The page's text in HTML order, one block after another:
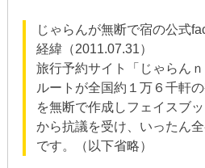
じゃらんが無断で宿の公式
経緯（2011.07.31）
旅行予約サイト「じゃらん
ルートが全国約１万６千軒
を無断で作成しフェイスブ
から抗議を受け、いったん
です。（以下省略）